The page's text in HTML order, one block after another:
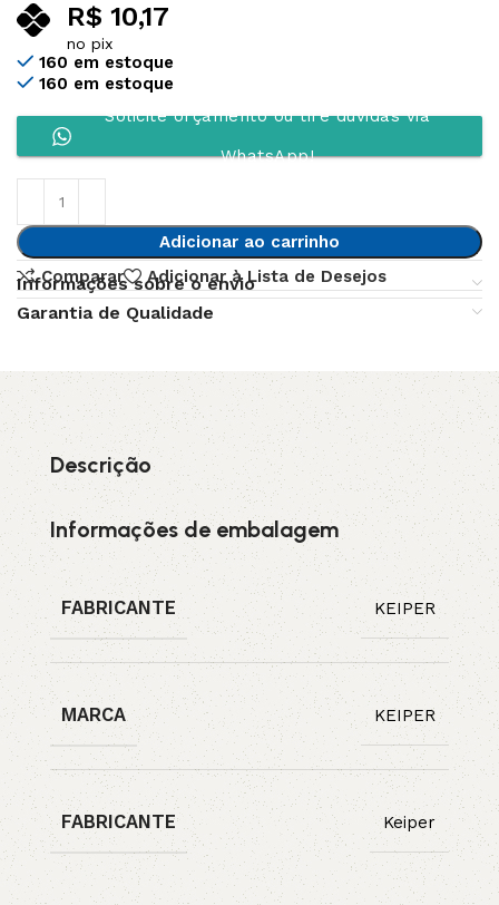
R$ 10,17
no pix
160 em estoque
160 em estoque
Solicite orçamento ou tire dúvidas via
WhatsApp!
Adicionar ao carrinho
Comparar
Adicionar à Lista de Desejos
Informações sobre o envio
Garantia de Qualidade
Descrição
Informações de embalagem
FABRICANTE KEIPER
MARCA KEIPER
FABRICANTE Keiper